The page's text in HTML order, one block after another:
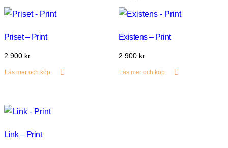
Priset – Print
2.900 kr
Läs mer och köp
Existens – Print
2.900 kr
Läs mer och köp
Link – Print